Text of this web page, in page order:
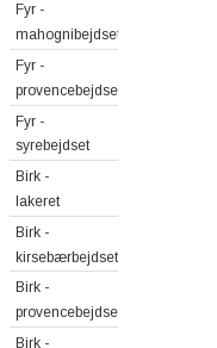
Fyr -
mahognibejdset
Fyr -
provencebejdset
Fyr -
syrebejdset
Birk -
lakeret
Birk -
kirsebærbejdset
Birk -
provencebejdset
Birk -